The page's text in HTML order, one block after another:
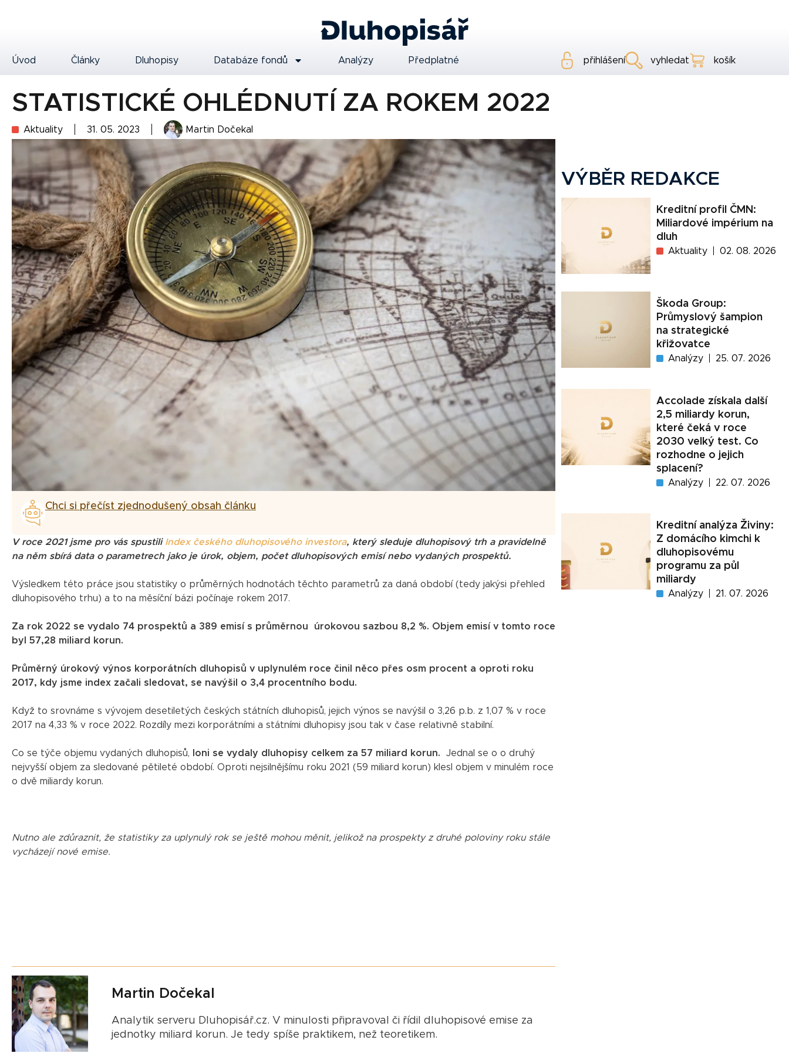
Úvod Články Dluhopisy Databáze fondů Analýzy Předplatné přihlášení vyhledat košík
STATISTICKÉ OHLÉDNUTÍ ZA ROKEM 2022
Aktuality 31. 05. 2023 Martin Dočekal
Chci si přečíst zjednodušený obsah článku
V roce 2021 jsme pro vás spustili Index českého dluhopisového investora, který sleduje dluhopisový trh a pravidelně
na něm sbírá data o parametrech jako je úrok, objem, počet dluhopisových emisí nebo vydaných prospektů.
Výsledkem této práce jsou statistiky o průměrných hodnotách těchto parametrů za daná období (tedy jakýsi přehled
dluhopisového trhu) a to na měsíční bázi počínaje rokem 2017.
Za rok 2022 se vydalo 74 prospektů a 389 emisí s průměrnou úrokovou sazbou 8,2 %. Objem emisí v tomto roce
byl 57,28 miliard korun.
Průměrný úrokový výnos korporátních dluhopisů v uplynulém roce činil něco přes osm procent a oproti roku
2017, kdy jsme index začali sledovat, se navýšil o 3,4 procentního bodu.
Když to srovnáme s vývojem desetiletých českých státních dluhopisů, jejich výnos se navýšil o 3,26 p.b. z 1,07 % v roce
2017 na 4,33 % v roce 2022. Rozdíly mezi korporátními a státními dluhopisy jsou tak v čase relativně stabilní.
Co se týče objemu vydaných dluhopisů, loni se vydaly dluhopisy celkem za 57 miliard korun. Jednal se o o druhý
nejvyšší objem za sledované pětileté období. Oproti nejsilnějšímu roku 2021 (59 miliard korun) klesl objem v minulém roce
o dvě miliardy korun.
Nutno ale zdůraznit, že statistiky za uplynulý rok se ještě mohou měnit, jelikož na prospekty z druhé poloviny roku stále
vycházejí nové emise.
Martin Dočekal
Analytik serveru Dluhopisář.cz. V minulosti připravoval či řídil dluhopisové emise za
jednotky miliard korun. Je tedy spíše praktikem, než teoretikem.
VÝBĚR REDAKCE
Kreditní profil ČMN:
Miliardové impérium na
dluh
Aktuality 02. 08. 2026
Škoda Group:
Průmyslový šampion
na strategické
křižovatce
Analýzy 25. 07. 2026
Accolade získala další
2,5 miliardy korun,
které čeká v roce
2030 velký test. Co
rozhodne o jejich
splacení?
Analýzy 22. 07. 2026
Kreditní analýza Živiny:
Z domácího kimchi k
dluhopisovému
programu za půl
miliardy
Analýzy 21. 07. 2026